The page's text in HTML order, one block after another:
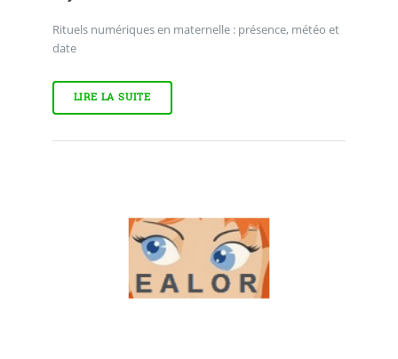
Rituels numériques en maternelle : présence, météo et
date
LIRE LA SUITE